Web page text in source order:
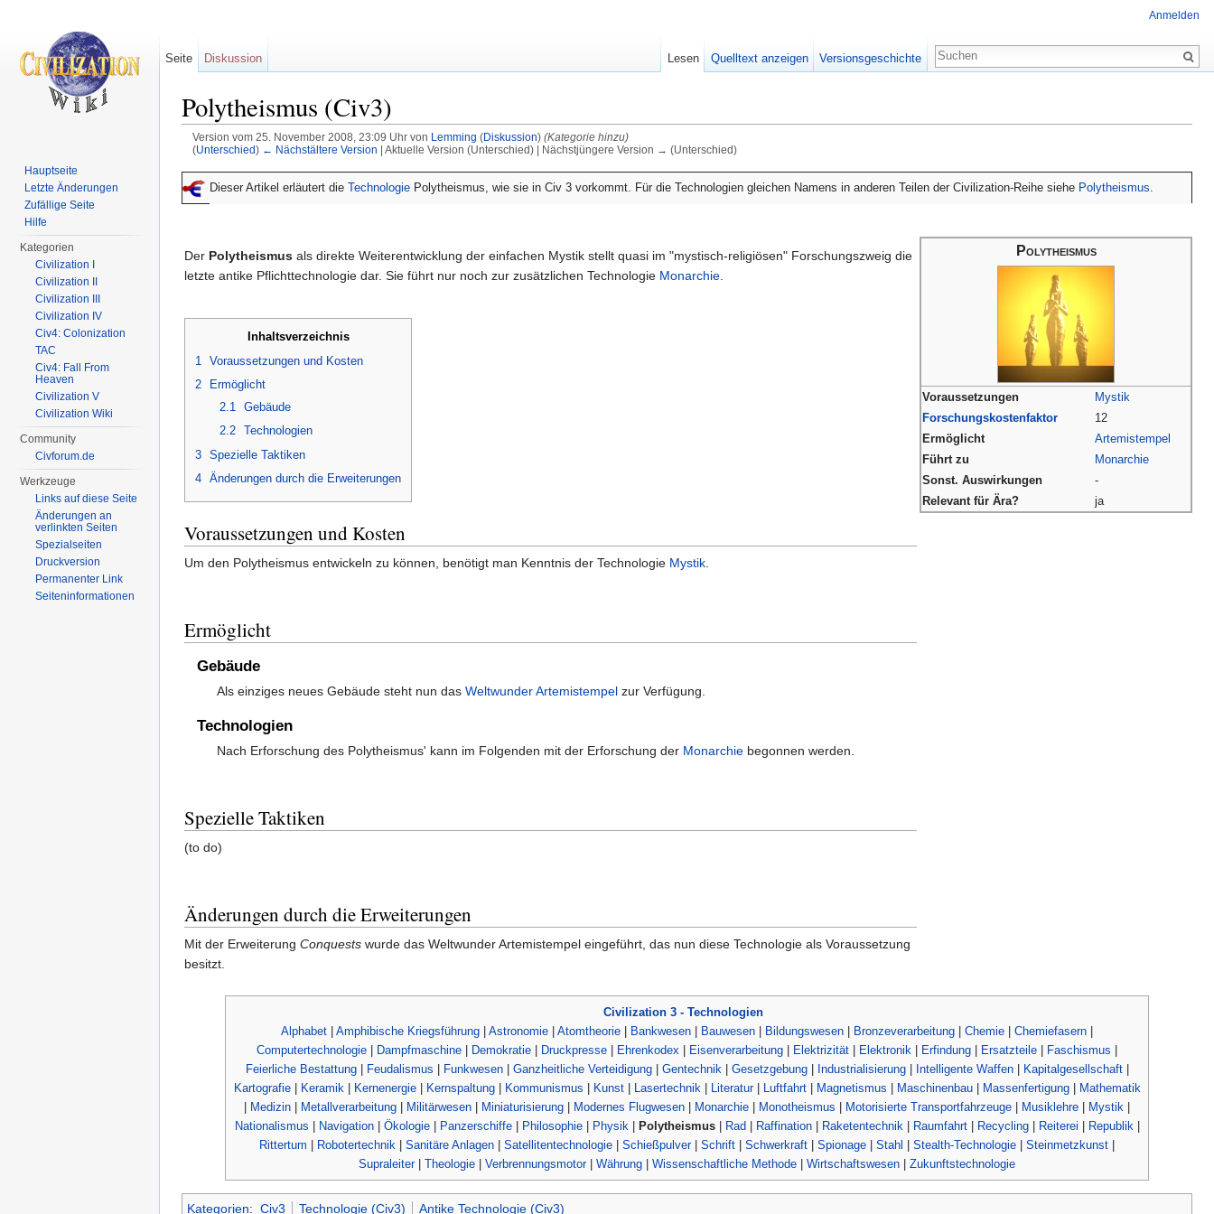
Polytheismus (Civ3)
Version vom 25. November 2008, 23:09 Uhr von Lemming (Diskussion) (Kategorie hinzu)
(Unterschied) ← Nächstältere Version | Aktuelle Version (Unterschied) | Nächstjüngere Version → (Unterschied)
Dieser Artikel erläutert die Technologie Polytheismus, wie sie in Civ 3 vorkommt. Für die Technologien gleichen Namens in anderen Teilen der Civilization-Reihe siehe Polytheismus.
Polytheismus
Voraussetzungen
Mystik
Forschungskostenfaktor
12
Ermöglicht
Artemistempel
Führt zu
Monarchie
Sonst. Auswirkungen
-
Relevant für Ära?
ja
Der Polytheismus als direkte Weiterentwicklung der einfachen Mystik stellt quasi im "mystisch-religiösen" Forschungszweig die
letzte antike Pflichttechnologie dar. Sie führt nur noch zur zusätzlichen Technologie Monarchie
Inhaltsverzeichnis
1
Voraussetzungen und Kosten
2
Ermöglicht
2.1
Gebäude
2.2
Technologien
3 Spezielle Taktiken
4 Änderungen durch die Erweiterungen
Voraussetzungen und Kosten
Um den Polytheismus entwickeln zu können, benötigt man Kenntnis der Technologie Mystik
Ermöglicht
Gebäude
Als einziges neues Gebäude steht nun dasWeltwunder Artemistempel zur Verfügung.
Technologien
Nach Erforschung des Polytheismus' kann im Folgenden mit der Erforschung der Monarchie begonnen werden.
Spezielle Taktiken
(to do)
Änderungen durch die Erweiterungen
Mit der Erweiterung Conquests wurde das Weltwunder Artemistempel eingeführt, das nun diese Technologie als Voraussetzung
besitzt.
Civilization 3 - Technologien
Alphabet
Amphibische Kriegsführung Astronomie Atomtheorie Bankwesen Bauwesen Bildungswesen Bronzeverarbeitung Chemie Chemiefasern
Computertechnologie
Dampfmaschine Demokratie Druckpresse Ehrenkodex Eisenverarbeitung Elektrizität Elektronik Erfindung Ersatzteile Faschismus
Feierliche Bestattung| Feudalismus Funkwesen| Ganzheitliche Verteidigung| Gentechnik Gesetzgebung| Industrialisierung| Intelligente Waffen| Kapitalgesellschaft|
Kartografie| Keramik Kernenergie| Kernspaltung| Kommunismus Kunst| Lasertechnik Literatur| Luftfahrt| Magnetismus Maschinenbau| Massenfertigung|
Mathematik
Medizin Metallverarbeitung Militärwesen Miniaturisierung Modernes Flugwesen Monarchie Monotheismus Motorisierte Transportfahrzeuge Musiklehre Mystik
Nationalismus
Navigation| Ökologie| Panzerschiffe| Philosophie| Physik Polytheismus| Rad Raffination| Raketentechnik Raumfahrt| Recycling| Reiterei Republik
Rittertum
Robotertechnik Sanitäre Anlagen Satellitentechnologie Schießpulver| Schrift Schwerkraft Spionage Stahl Stealth-Technologie Steinmetzkunst
Supraleiter| Theologie Verbrennungsmotor| Währung Wissenschaftliche Methode Wirtschaftswesen Zukunftstechnologie
Kategorien: Civ3 Technologie (Civ3) Antike Technologie (Civ3)
Anmelden
Seite Diskussion Lesen Quelltext anzeigen Versionsgeschichte
Hauptseite
Letzte Änderungen
Zufällige Seite
Hilfe
Kategorien
Civilization I
Civilization II
Civilization III
Civilization IV
Civ4: Colonization
TAC
Civ4: Fall From
Heaven
Civilization V
Civilization Wiki
Community
Civforum.de
Werkzeuge
Links auf diese Seite
Änderungen an
verlinkten Seiten
Spezialseiten
Druckversion
Permanenter Link
Seiten­informationen